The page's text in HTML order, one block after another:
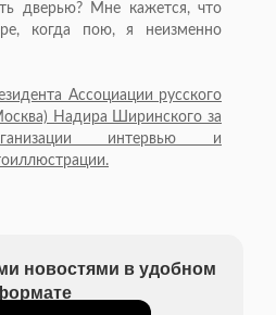
дверью? Мне кажется, что
когда пою, я неизменно
Ассоциации русского
Надира Ширинского за
интервью и
новостями в удобном